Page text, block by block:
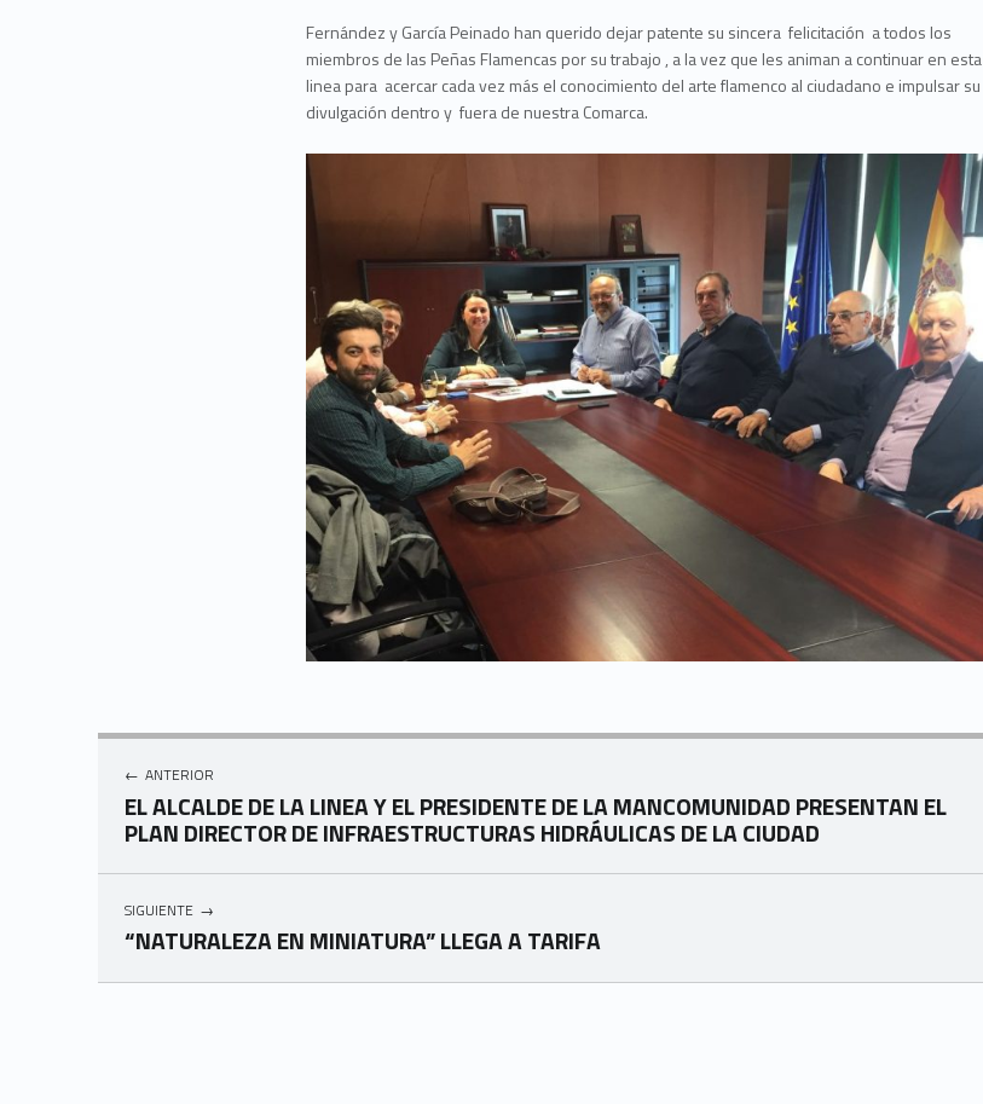
Fernández y García Peinado han querido dejar patente su sincera felicitación a todos los
miembros de las Peñas Flamencas por su trabajo , a la vez que les animan a continuar en esta
linea para acercar cada vez más el conocimiento del arte flamenco al ciudadano e impulsar su
divulgación dentro y fuera de nuestra Comarca.
ANTERIOR
EL ALCALDE DE LA LINEA Y EL PRESIDENTE DE LA MANCOMUNIDAD PRESENTAN EL
PLAN DIRECTOR DE INFRAESTRUCTURAS HIDRÁULICAS DE LA CIUDAD
SIGUIENTE
“NATURALEZA EN MINIATURA” LLEGA A TARIFA